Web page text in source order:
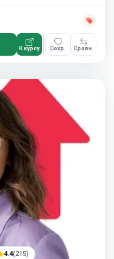
К курсу Сохр. Сравн.
4.4(215)